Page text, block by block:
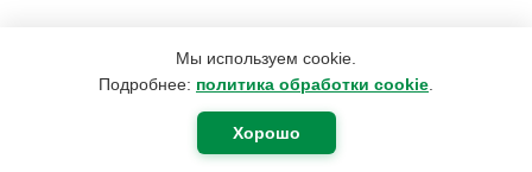
Мы используем cookie.
Подробнее: политика обработки cookie
Хорошо